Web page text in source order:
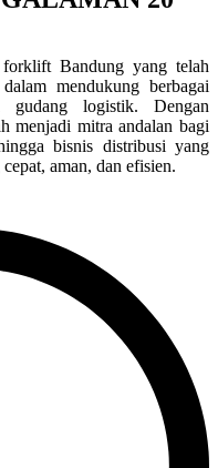
forklift Bandung yang telah
mendukung berbagai
gudang logistik. Dengan
menjadi mitra andalan bagi
bisnis distribusi yang
aman, dan efisien.